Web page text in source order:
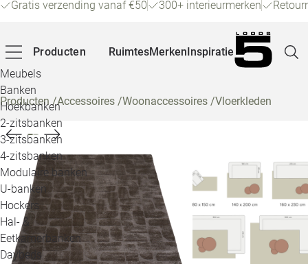
Gratis verzending vanaf €50 300+ interieurmerken
Producten
Meubels
Banken
Hoekbanken
2-zitsbanken
3-zitsbanken
4-zitsbanken
Modulaire banken
U-banken
Hockers
Hal- &
Eetkamerbanken
Daybeds
RuimtesMerkenInspiratie
Producten/Accessoires /Woonaccessoires /Vloerkleden